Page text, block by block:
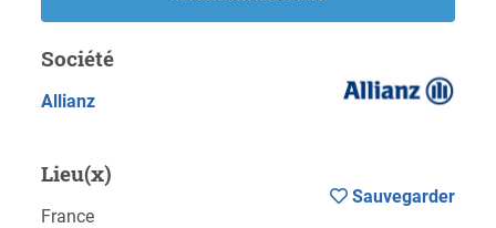
Société
Allianz
Lieu(x)
France
Sauvegarder